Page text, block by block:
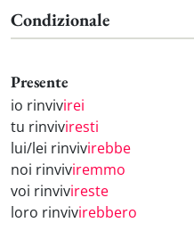
Condizionale
Presente
io rinvivirei
tu rinviviresti
lui/lei rinvivirebbe
noi rinviviremmo
voi rinvivireste
loro rinvivirebbero